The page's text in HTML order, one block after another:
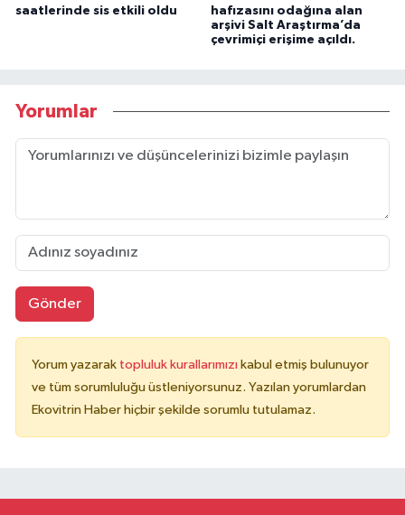
saatlerinde sis etkili oldu
hafızasını odağına alan
arşivi Salt Araştırma’da
çevrimiçi erişime açıldı.
Yorumlar
Gönder
Yorum yazarak topluluk kurallarımızı kabul etmiş bulunuyor
ve tüm sorumluluğu üstleniyorsunuz. Yazılan yorumlardan
Ekovitrin Haber hiçbir şekilde sorumlu tutulamaz.